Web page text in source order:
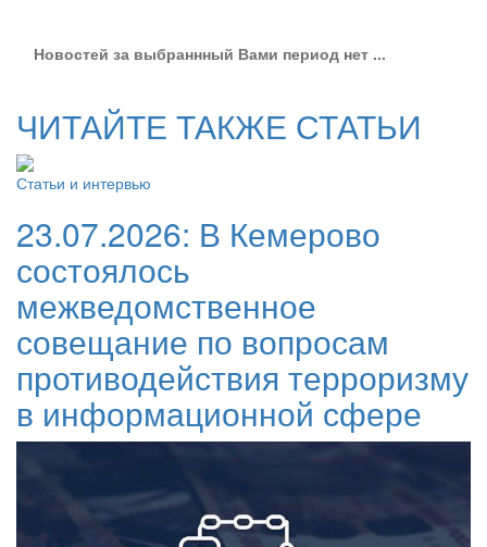
Новостей за выбраннный Вами период нет ...
ЧИТАЙТЕ ТАКЖЕ СТАТЬИ
Статьи и интервью
23.07.2026: В Кемерово
состоялось
межведомственное
совещание по вопросам
противодействия терроризму
в информационной сфере